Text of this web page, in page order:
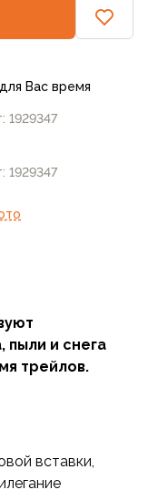
1929347
1929347
Вас время
пыли и снега
трейлов.
вставки,